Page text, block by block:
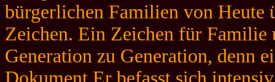
bürgerlichen Familien von Heute
Zeichen. Ein Zeichen für Familie
Generation zu Generation, denn